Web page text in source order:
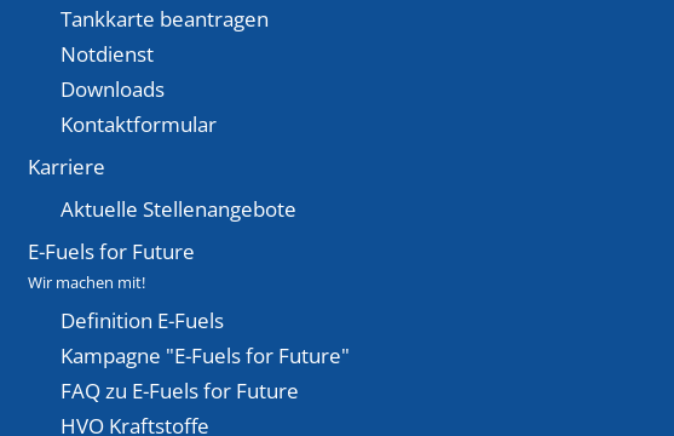
Tankkarte beantragen
Notdienst
Downloads
Kontaktformular
Karriere
Aktuelle Stellenangebote
E-Fuels for Future
Wir machen mit!
Definition E-Fuels
Kampagne "E-Fuels for Future"
FAQ zu E-Fuels for Future
HVO Kraftstoffe